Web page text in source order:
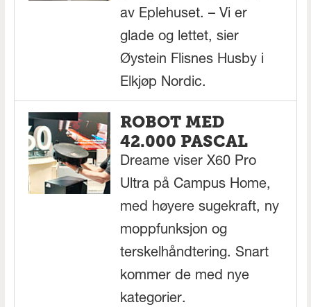
av Eplehuset. – Vi er
glade og lettet, sier
Øystein Flisnes Husby i
Elkjøp Nordic.
ROBOT MED
42.000 PASCAL
Dreame viser X60 Pro
Ultra på Campus Home,
med høyere sugekraft, ny
moppfunksjon og
terskelhåndtering. Snart
kommer de med nye
kategorier.